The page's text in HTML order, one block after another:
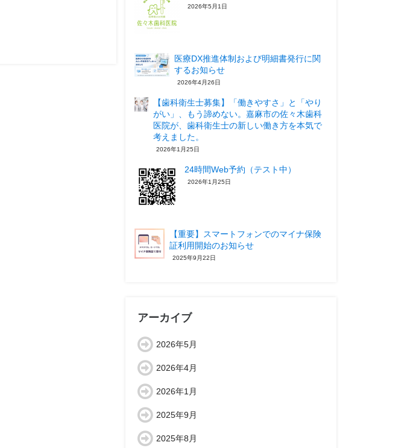
2026年5月1日
医療DX推進体制および明細書発行に関
するお知らせ
2026年4月26日
【歯科衛生士募集】「働きやすさ」と「やり
がい」、もう諦めない。嘉麻市の佐々木歯科
医院が、歯科衛生士の新しい働き方を本気で
考えました。
2026年1月25日
24時間Web予約（テスト中）
2026年1月25日
【重要】スマートフォンでのマイナ保険
証利用開始のお知らせ
2025年9月22日
アーカイブ
2026年5月
2026年4月
2026年1月
2025年9月
2025年8月